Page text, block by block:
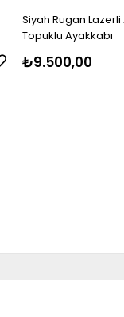
Siyah Rugan Lazerli
Topuklu Ayakkabı
₺9.500,00